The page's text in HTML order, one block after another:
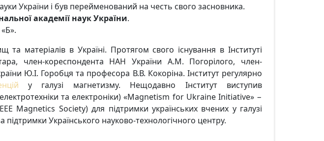
України і був перейменований на честь свого засновника.
академії наук України.
матеріалів в Україні. Протягом свого існування в Інституті
член-кореспондента НАН України А.М. Погорілого, член-
Ю.І. Горобця та професора В.В. Кокоріна. Інститут регулярно
у галузі магнетизму. Нещодавно Інститут виступив
та електроніки) «Magnetism for Ukraine Initiative» −
Magnetics Society) для підтримки українських вчених у галузі
Українського науково-технологічного центру.